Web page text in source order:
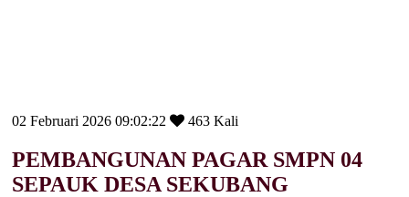
02 Februari 2026 09:02:22 463 Kali
PEMBANGUNAN PAGAR SMPN 04
SEPAUK DESA SEKUBANG